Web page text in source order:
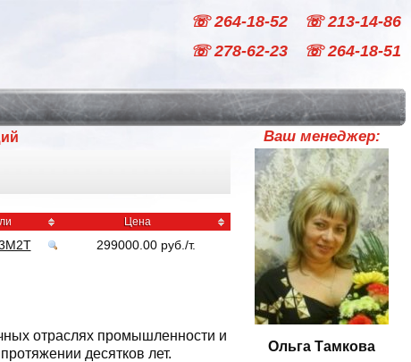
☏ 264-18-52
☏ 213-14-86
☏ 278-62-23
☏ 264-18-51
Цена
299000.00 руб./т.
отраслях промышленности и
десятков лет.
Ваш менеджер:
Ольга Тамкова